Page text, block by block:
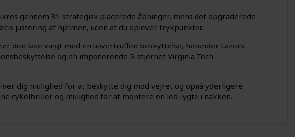
gennem 31 strategisk placerede åbninger, mens det opgraderede
justering af hjelmen, uden at du oplever trykpunkter.
den lave vægt med en uovertruffen beskyttelse, herunder Lazers
og en imponerende 5-stjernet Virginia Tech
dig mulighed for at beskytte dig mod vejret og opnå yderligere
cykelbriller og mulighed for at montere en led-lygte i nakken.